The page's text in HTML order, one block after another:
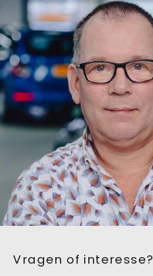
Vragen of interesse?